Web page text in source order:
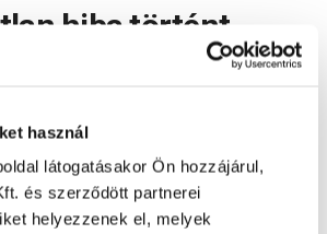
használ
látogatásakor Ön hozzájárul,
és szerződött partnerei
helyezzenek el, melyek
hiba történt
Oldal újratöltése